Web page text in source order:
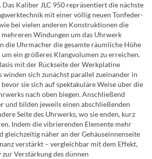
Kaliber JLC 950 repräsentiert die nächste
mit einer völlig neuen Tonfeder-
bei vielen anderen Konstruktionen die
Windungen um das Uhrwerk
die Uhrmacher die gesamte räumliche Höhe
ein größeres Klangvolumen zu erreichen.
mit der Rückseite der Werkplatine
winden sich zunächst parallel zueinander in
sie sich auf spektakuläre Weise über die
nach oben biegen. Anschließend
und bilden jeweils einen abschließenden
Seite des Uhrwerks, wo sie enden, kurz
Indem die vibrierenden Elemente mehr
gleichzeitig näher an der Gehäuseinnenseite
verstärkt – vergleichbar mit dem Effekt,
Verstärkung des dünnen